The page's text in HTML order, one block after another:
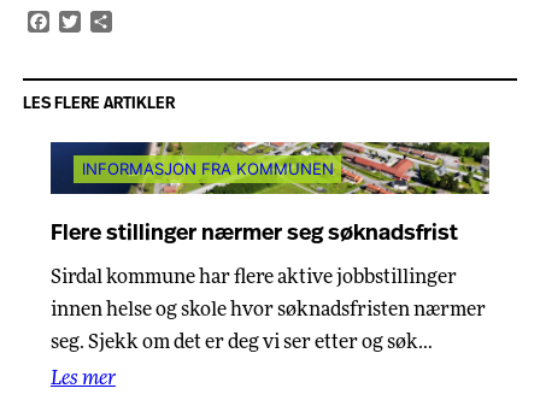
Facebook
Twitter
LES FLERE ARTIKLER
INFORMASJON FRA KOMMUNEN
Flere stillinger nærmer seg søknadsfrist
Sirdal kommune har flere aktive jobbstillinger
innen helse og skole hvor søknadsfristen nærmer
seg. Sjekk om det er deg vi ser etter og søk…
Les mer